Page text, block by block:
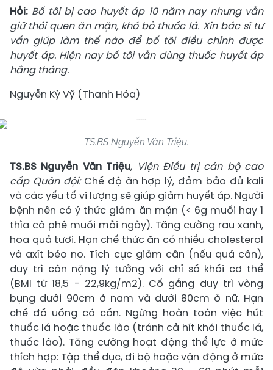
Hỏi: Bố tôi bị cao huyết áp 10 năm nay nhưng vẫn
giữ thói quen ăn mặn, khó bỏ thuốc lá. Xin bác sĩ tư
vấn giúp làm thế nào để bố tôi điều chỉnh được
huyết áp. Hiện nay bố tôi vẫn dùng thuốc huyết áp
hằng tháng.
Nguyễn Kỳ Vỹ (Thanh Hóa)
TS.BS Nguyễn Văn Triệu.
TS.BS Nguyễn Văn Triệu, Viện Điều trị cán bộ cao
cấp Quân đội:Chế độ ăn hợp lý, đảm bảo đủ kali
và các yếu tố vi lượng sẽ giúp giảm huyết áp. Người
bệnh nên có ý thức giảm ăn mặn (< 6g muối hay 1
thìa cà phê muối mỗi ngày). Tăng cường rau xanh,
hoa quả tươi. Hạn chế thức ăn có nhiều cholesterol
và axít béo no. Tích cực giảm cân (nếu quá cân),
duy trì cân nặng lý tưởng với chỉ số khối cơ thể
(BMI từ 18,5 - 22,9kg/m2). Cố gắng duy trì vòng
bụng dưới 90cm ở nam và dưới 80cm ở nữ. Hạn
chế đồ uống có cồn. Ngừng hoàn toàn việc hút
thuốc lá hoặc thuốc lào (tránh cả hít khói thuốc lá,
thuốc lào). Tăng cường hoạt động thể lực ở mức
thích hợp: Tập thể dục, đi bộ hoặc vận động ở mức